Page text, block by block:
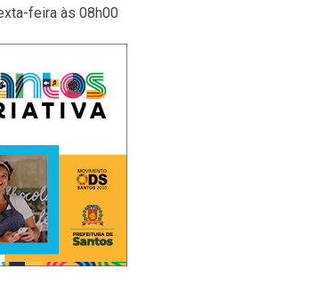
feira às 08h00